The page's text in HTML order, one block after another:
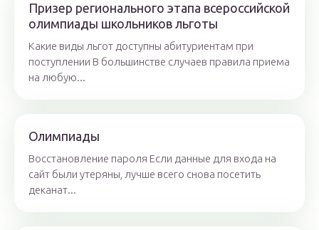
Призер регионального этапа всероссийской
олимпиады школьников льготы
Какие виды льгот доступны абитуриентам при
поступлении В большинстве случаев правила приема
на любую...
Олимпиады
Восстановление пароля Если данные для входа на
сайт были утеряны, лучше всего снова посетить
деканат...